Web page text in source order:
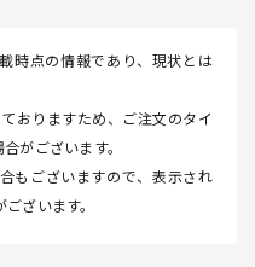
時点の情報であり、現状とは
おりますため、ご注文のタイ
がございます。
もございますので、表示され
ざいます。